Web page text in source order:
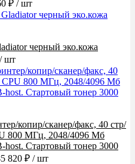
₽ / шт
черный эко.кожа
/ шт
копир/сканер/факс, 40 стр/
800 МГц, 2048/4096 Мб
Стартовый тонер 3000
820 ₽ / шт